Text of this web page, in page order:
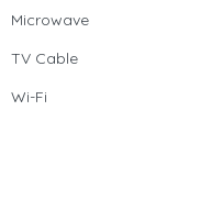
Microwave
TV Cable
Wi-Fi